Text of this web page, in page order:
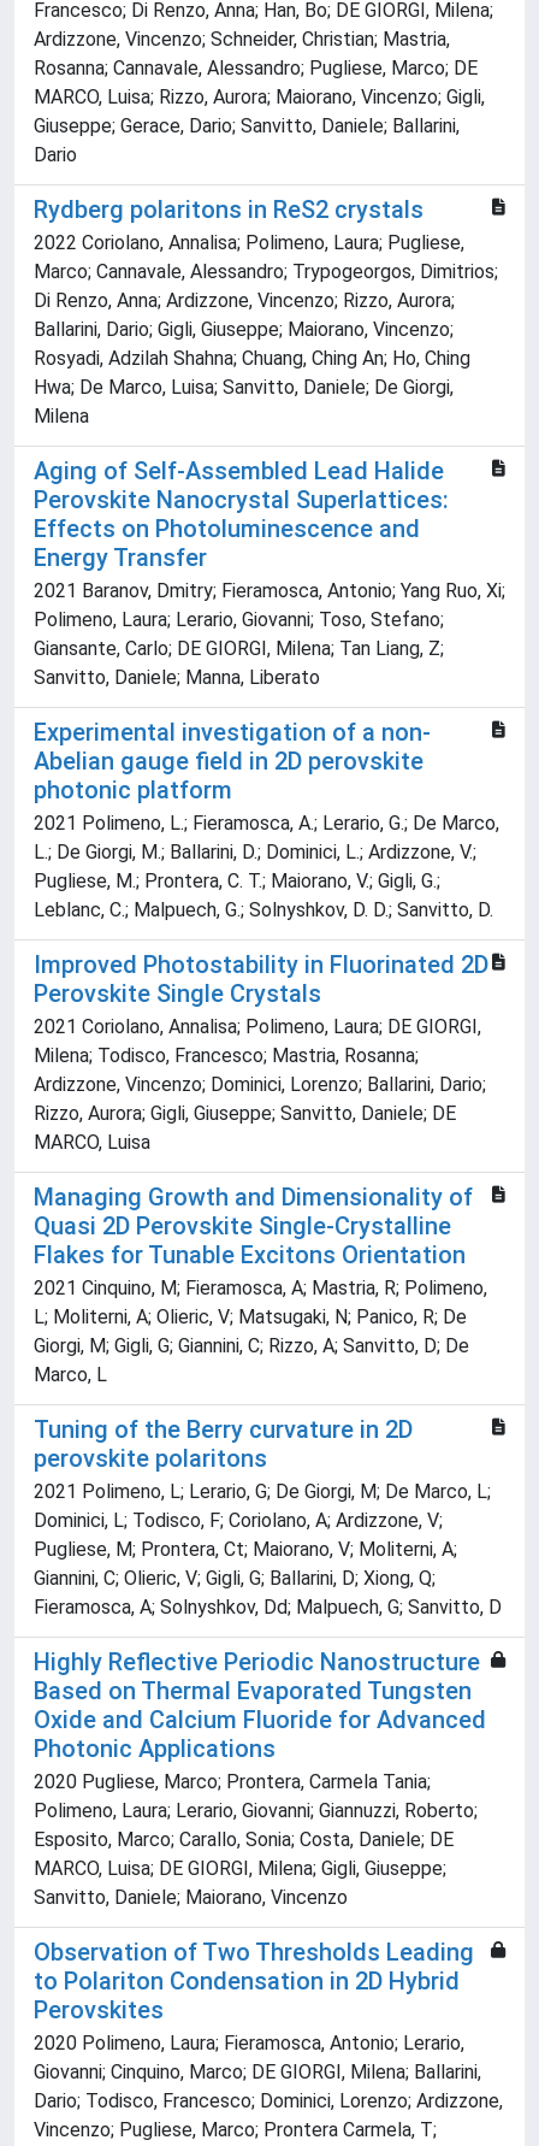
Francesco; Di Renzo, Anna; Han, Bo; DE GIORGI, Milena;
Ardizzone, Vincenzo; Schneider, Christian; Mastria,
Rosanna; Cannavale, Alessandro; Pugliese, Marco; DE
MARCO, Luisa; Rizzo, Aurora; Maiorano, Vincenzo; Gigli,
Giuseppe; Gerace, Dario; Sanvitto, Daniele; Ballarini,
Dario
Rydberg polaritons in ReS2 crystals
2022 Coriolano, Annalisa; Polimeno, Laura; Pugliese,
Marco; Cannavale, Alessandro; Trypogeorgos, Dimitrios;
Di Renzo, Anna; Ardizzone, Vincenzo; Rizzo, Aurora;
Ballarini, Dario; Gigli, Giuseppe; Maiorano, Vincenzo;
Rosyadi, Adzilah Shahna; Chuang, Ching An; Ho, Ching
Hwa; De Marco, Luisa; Sanvitto, Daniele; De Giorgi,
Milena
Aging of Self-Assembled Lead Halide
Perovskite Nanocrystal Superlattices:
Effects on Photoluminescence and
Energy Transfer
2021 Baranov, Dmitry; Fieramosca, Antonio; Yang Ruo, Xi;
Polimeno, Laura; Lerario, Giovanni; Toso, Stefano;
Giansante, Carlo; DE GIORGI, Milena; Tan Liang, Z;
Sanvitto, Daniele; Manna, Liberato
Experimental investigation of a non-
Abelian gauge field in 2D perovskite
photonic platform
2021 Polimeno, L.; Fieramosca, A.; Lerario, G.; De Marco,
L.; De Giorgi, M.; Ballarini, D.; Dominici, L.; Ardizzone, V.;
Pugliese, M.; Prontera, C. T.; Maiorano, V.; Gigli, G.;
Leblanc, C.; Malpuech, G.; Solnyshkov, D. D.; Sanvitto, D.
Improved Photostability in Fluorinated 2D
Perovskite Single Crystals
2021 Coriolano, Annalisa; Polimeno, Laura; DE GIORGI,
Milena; Todisco, Francesco; Mastria, Rosanna;
Ardizzone, Vincenzo; Dominici, Lorenzo; Ballarini, Dario;
Rizzo, Aurora; Gigli, Giuseppe; Sanvitto, Daniele; DE
MARCO, Luisa
Managing Growth and Dimensionality of
Quasi 2D Perovskite Single-Crystalline
Flakes for Tunable Excitons Orientation
2021 Cinquino, M; Fieramosca, A; Mastria, R; Polimeno,
L; Moliterni, A; Olieric, V; Matsugaki, N; Panico, R; De
Giorgi, M; Gigli, G; Giannini, C; Rizzo, A; Sanvitto, D; De
Marco, L
Tuning of the Berry curvature in 2D
perovskite polaritons
2021 Polimeno, L; Lerario, G; De Giorgi, M; De Marco, L;
Dominici, L; Todisco, F; Coriolano, A; Ardizzone, V;
Pugliese, M; Prontera, Ct; Maiorano, V; Moliterni, A;
Giannini, C; Olieric, V; Gigli, G; Ballarini, D; Xiong, Q;
Fieramosca, A; Solnyshkov, Dd; Malpuech, G; Sanvitto, D
Highly Reflective Periodic Nanostructure
Based on Thermal Evaporated Tungsten
Oxide and Calcium Fluoride for Advanced
Photonic Applications
2020 Pugliese, Marco; Prontera, Carmela Tania;
Polimeno, Laura; Lerario, Giovanni; Giannuzzi, Roberto;
Esposito, Marco; Carallo, Sonia; Costa, Daniele; DE
MARCO, Luisa; DE GIORGI, Milena; Gigli, Giuseppe;
Sanvitto, Daniele; Maiorano, Vincenzo
Observation of Two Thresholds Leading
to Polariton Condensation in 2D Hybrid
Perovskites
2020 Polimeno, Laura; Fieramosca, Antonio; Lerario,
Giovanni; Cinquino, Marco; DE GIORGI, Milena; Ballarini,
Dario; Todisco, Francesco; Dominici, Lorenzo; Ardizzone,
Vincenzo; Pugliese, Marco; Prontera Carmela, T;